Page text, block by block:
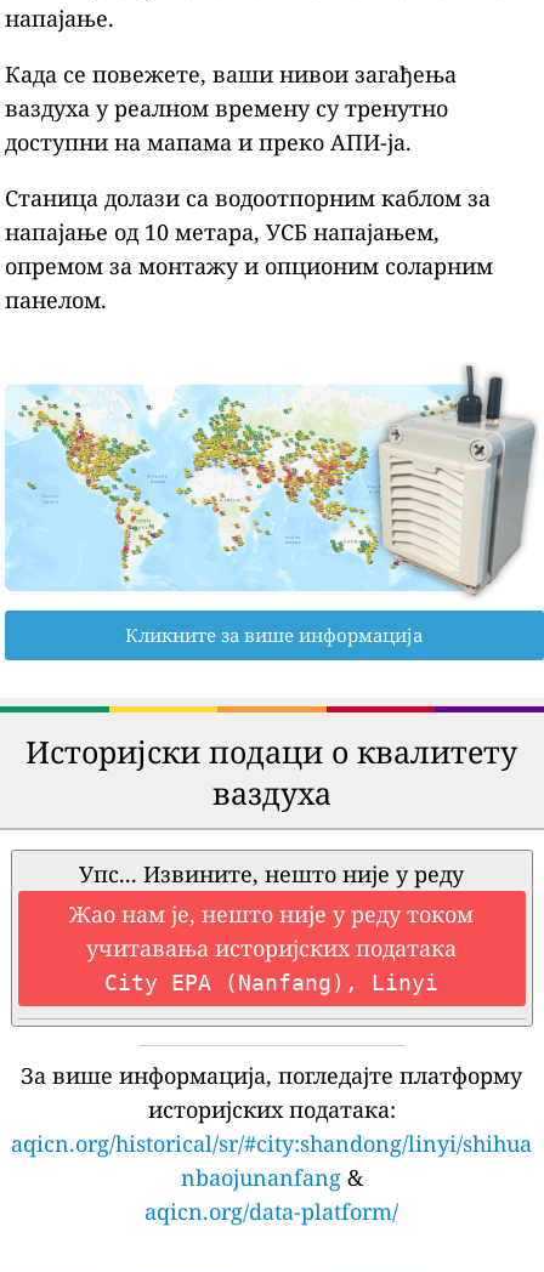
напајање.
Када се повежете, ваши нивои загађења
ваздуха у реалном времену су тренутно
доступни на мапама и преко АПИ-ја.
Станица долази са водоотпорним каблом за
напајање од 10 метара, УСБ напајањем,
опремом за монтажу и опционим соларним
панелом.
Кликните за више информација
Историјски подаци о квалитету
ваздуха
Упс... Извините, нешто није у реду
Жао нам је, нешто није у реду током
учитавања историјских података
City EPA (Nanfang), Linyi
За више информација, погледајте платформу
историјских података:
aqicn.org/historical/sr/#city:shandong/linyi/shihua
nbaojunanfang &
aqicn.org/data-platform/